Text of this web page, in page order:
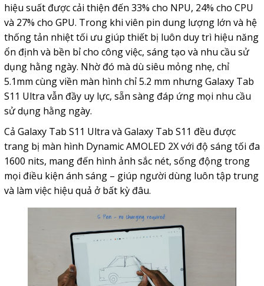
hiệu suất được cải thiện đến 33% cho NPU, 24% cho CPU
và 27% cho GPU. Trong khi viên pin dung lượng lớn và hệ
thống tản nhiệt tối ưu giúp thiết bị luôn duy trì hiệu năng
ổn định và bền bỉ cho công việc, sáng tạo và nhu cầu sử
dụng hằng ngày. Nhờ đó mà dù siêu mỏng nhẹ, chỉ
5.1mm cùng viền màn hình chỉ 5.2 mm nhưng Galaxy Tab
S11 Ultra vẫn đầy uy lực, sẵn sàng đáp ứng mọi nhu cầu
sử dụng hằng ngày.
Cả Galaxy Tab S11 Ultra và Galaxy Tab S11 đều được
trang bị màn hình Dynamic AMOLED 2X với độ sáng tối đa
1600 nits, mang đến hình ảnh sắc nét, sống động trong
mọi điều kiện ánh sáng – giúp người dùng luôn tập trung
và làm việc hiệu quả ở bất kỳ đâu.